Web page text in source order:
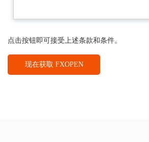
点击按钮即可接受上述条款和条件。
现在获取 FXOPEN